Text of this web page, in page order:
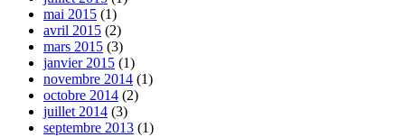
mai 2015 (1)
avril 2015 (2)
mars 2015 (3)
janvier 2015 (1)
novembre 2014 (1)
octobre 2014 (2)
juillet 2014 (3)
septembre 2013 (1)